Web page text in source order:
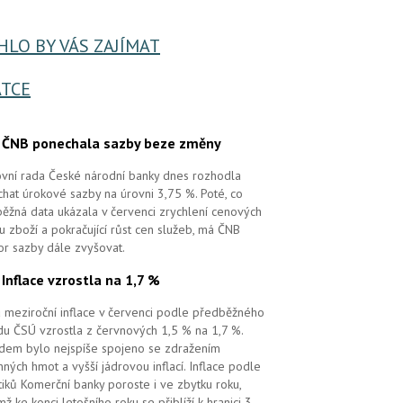
BY VÁS ZAJÍMAT
ČNB ponechala sazby beze změny
rada České národní banky dnes rozhodla
úrokové sazby na úrovni 3,75 %. Poté, co
data ukázala v červenci zrychlení cenových
zboží a pokračující růst cen služeb, má ČNB
sazby dále zvyšovat.
Inflace vzrostla na 1,7 %
meziroční inflace v červenci podle předběžného
ČSÚ vzrostla z červnových 1,5 % na 1,7 %.
bylo nejspíše spojeno se zdražením
hmot a vyšší jádrovou inflací. Inflace podle
Komerční banky poroste i ve zbytku roku,